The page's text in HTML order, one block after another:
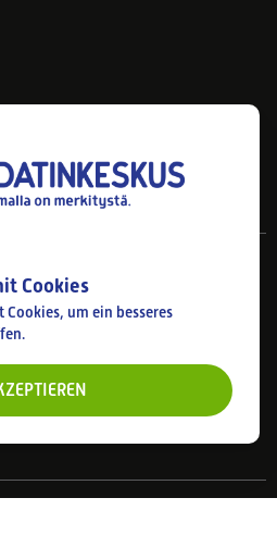
Cookies
um ein besseres